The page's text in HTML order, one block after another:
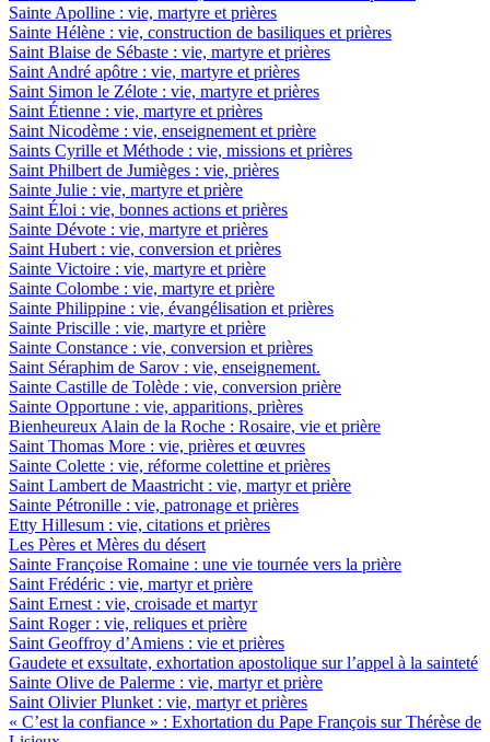
Sainte Apolline : vie, martyre et prières
Sainte Hélène : vie, construction de basiliques et prières
Saint Blaise de Sébaste : vie, martyre et prières
Saint André apôtre : vie, martyre et prières
Saint Simon le Zélote : vie, martyre et prières
Saint Étienne : vie, martyre et prières
Saint Nicodème : vie, enseignement et prière
Saints Cyrille et Méthode : vie, missions et prières
Saint Philbert de Jumièges : vie, prières
Sainte Julie : vie, martyre et prière
Saint Éloi : vie, bonnes actions et prières
Sainte Dévote : vie, martyre et prières
Saint Hubert : vie, conversion et prières
Sainte Victoire : vie, martyre et prière
Sainte Colombe : vie, martyre et prière
Sainte Philippine : vie, évangélisation et prières
Sainte Priscille : vie, martyre et prière
Sainte Constance : vie, conversion et prières
Saint Séraphim de Sarov : vie, enseignement.
Sainte Castille de Tolède : vie, conversion prière
Sainte Opportune : vie, apparitions, prières
Bienheureux Alain de la Roche : Rosaire, vie et prière
Saint Thomas More : vie, prières et œuvres
Sainte Colette : vie, réforme colettine et prières
Saint Lambert de Maastricht : vie, martyr et prière
Sainte Pétronille : vie, patronage et prières
Etty Hillesum : vie, citations et prières
Les Pères et Mères du désert
Sainte Françoise Romaine : une vie tournée vers la prière
Saint Frédéric : vie, martyr et prière
Saint Ernest : vie, croisade et martyr
Saint Roger : vie, reliques et prière
Saint Geoffroy d’Amiens : vie et prières
Gaudete et exsultate, exhortation apostolique sur l’appel à la sainteté
Sainte Olive de Palerme : vie, martyr et prière
Saint Olivier Plunket : vie, martyr et prières
« C’est la confiance » : Exhortation du Pape François sur Thérèse de